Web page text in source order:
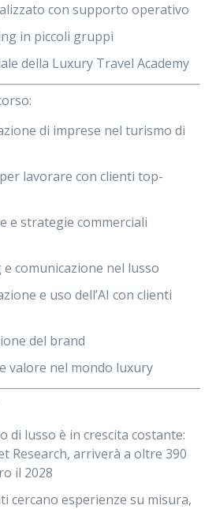
con supporto operativo
in piccoli gruppi
della Luxury Travel Academy
di imprese nel turismo di
lavorare con clienti top-
e strategie commerciali
comunicazione nel lusso
e uso dell’AI con clienti
del brand
valore nel mondo luxury
di lusso è in crescita costante:
Research, arriverà a oltre 390
il 2028
cercano esperienze su misura,